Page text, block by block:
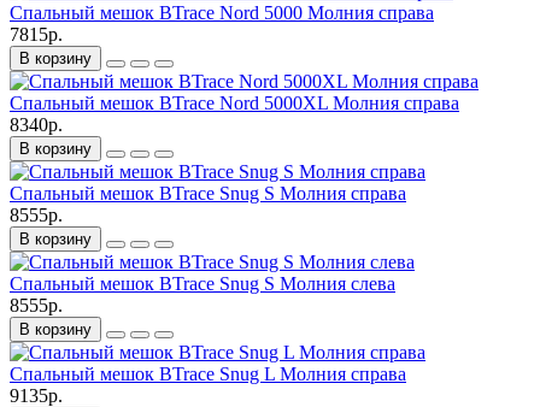
Спальный мешок BTrace Nord 5000 Молния справа
7815р.
В корзину
Спальный мешок BTrace Nord 5000XL Молния справа
8340р.
В корзину
Спальный мешок BTrace Snug S Молния справа
8555р.
В корзину
Спальный мешок BTrace Snug S Молния слева
8555р.
В корзину
Спальный мешок BTrace Snug L Молния справа
9135р.